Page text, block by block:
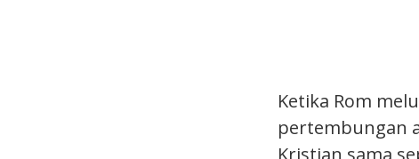
Ketika Rom
pertembungan
Kristian sama